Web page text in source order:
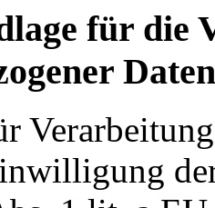
für die
Daten